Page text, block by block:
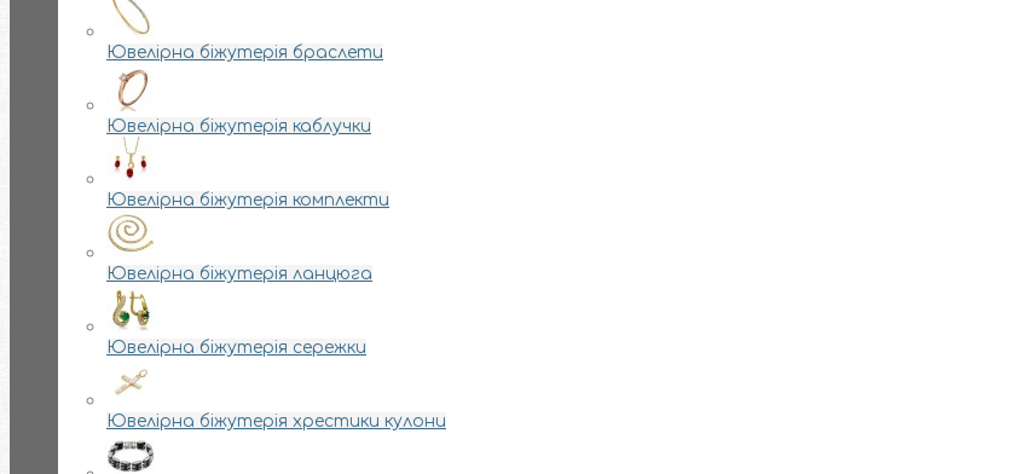
Ювелірна біжутерія браслети
Ювелірна біжутерія каблучки
Ювелірна біжутерія комплекти
Ювелірна біжутерія ланцюга
Ювелірна біжутерія сережки
Ювелірна біжутерія хрестики кулони